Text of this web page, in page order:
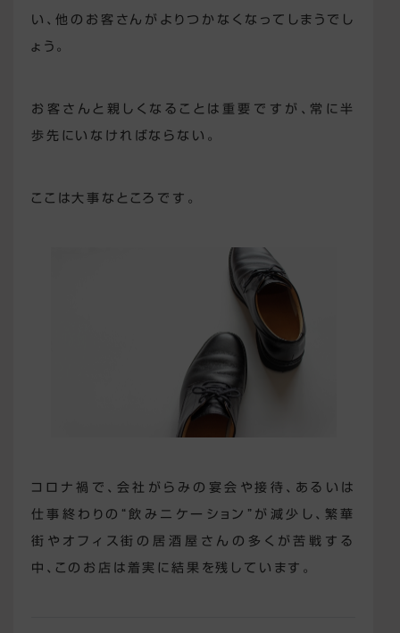
い、他のお客さんがよりつかなくなってしまうでし
ょう。
お客さんと親しくなることは重要ですが、常に半
歩先にいなければならない。
ここは大事なところです。
コロナ禍で、会社がらみの宴会や接待、あるいは
仕事終わりの“飲みニケーション”が減少し、繁華
街やオフィス街の居酒屋さんの多くが苦戦する
中、このお店は着実に結果を残しています。